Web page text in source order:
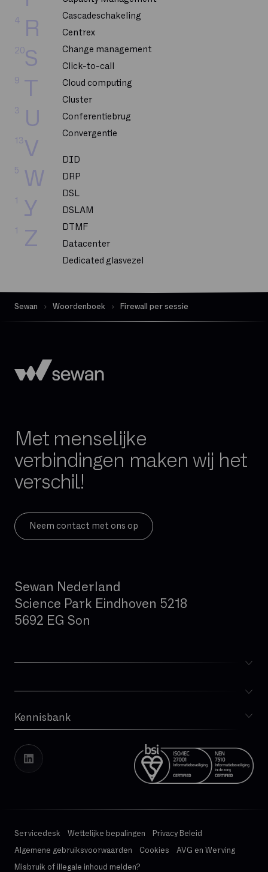
R
4
S
20
T
9
U
3
V
13
W
5
Y
1
Z
1
Cascadeschakeling
Centrex
Change management
Click-to-call
Cloud computing
Cluster
Conferentiebrug
Convergentie
DID
DRP
DSL
DSLAM
DTMF
Datacenter
Dedicated glasvezel
Delve
Dematerialisatie
Exchange Online
Firewall per sessie
GB
Gedeelde glasvezel
Governance
Hosted telefonie
Hybride cloud
IPv4
IVR
IaaS
Incident Management
Kritische applicatie
Sewan Woordenboek Firewall per sessie
Met menselijke
verbindingen maken wij het
verschil!
Neem contact met ons op
Sewan Nederland
Science Park Eindhoven 5218
5692 EG Son
Kennisbank
Whitepapers
Cases
Servicedesk Wettelijke bepalingen
Privacy Beleid
Algemene gebruiksvoorwaarden
Cookies
AVG en Werving
Misbruik of illegale inhoud melden?